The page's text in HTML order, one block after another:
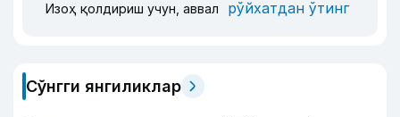
Изоҳ қолдириш учун, аввал рўйхатдан ўтинг
Сўнгги янгиликлар